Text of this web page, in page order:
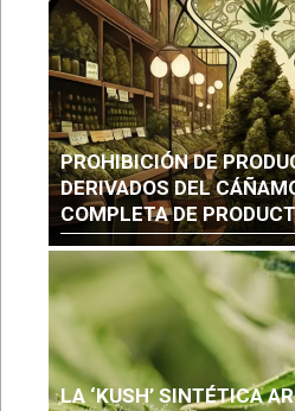
PROHIBICIÓN DE
DERIVADOS DEL
COMPLETA DE
LA ‘KUSH’ SINTÉTICA